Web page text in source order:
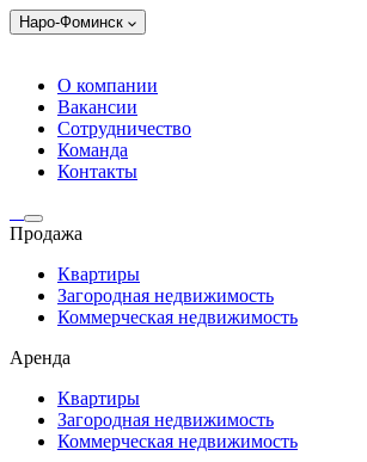
Наро-Фоминск
О компании
Вакансии
Сотрудничество
Команда
Контакты
Продажа
Квартиры
Загородная недвижимость
Коммерческая недвижимость
Аренда
Квартиры
Загородная недвижимость
Коммерческая недвижимость